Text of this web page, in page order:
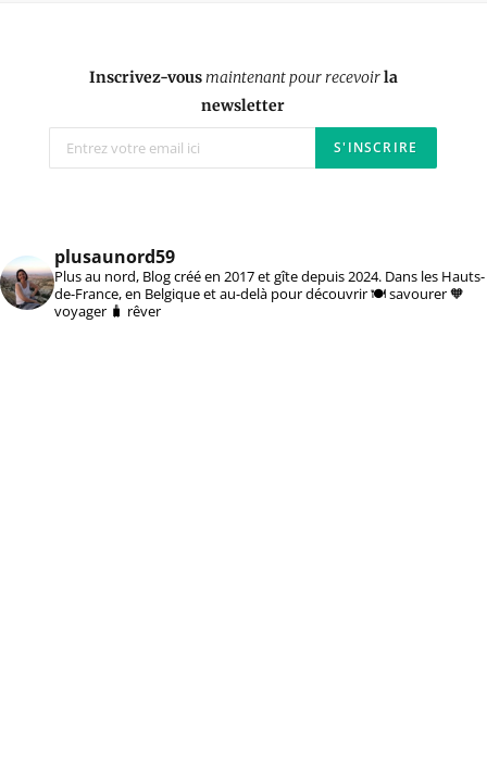
Inscrivez-vousmaintenant pour recevoirla
newsletter
plusaunord59
Plus au nord, Blog créé en 2017 et gîte depuis 2024. Dans les Hauts-
de-France, en Belgique et au-delà pour découvrir 🍽️ savourer 🧡
voyager 🧳 rêver